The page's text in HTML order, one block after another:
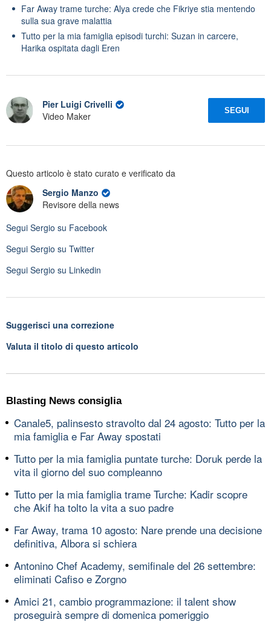
Far Away trame turche: Alya crede che Fikriye stia mentendo
sulla sua grave malattia
Tutto per la mia famiglia episodi turchi: Suzan in carcere,
Harika ospitata dagli Eren
Pier Luigi Crivelli
Video Maker
SEGUI
Questo articolo è stato curato e verificato da
Sergio Manzo
Revisore della news
Segui Sergio su Facebook
Segui Sergio su Twitter
Segui Sergio su Linkedin
Suggerisci una correzione
Valuta il titolo di questo articolo
Blasting News consiglia
Canale5, palinsesto stravolto dal 24 agosto: Tutto per la
mia famiglia e Far Away spostati
Tutto per la mia famiglia puntate turche: Doruk perde la
vita il giorno del suo compleanno
Tutto per la mia famiglia trame Turche: Kadir scopre
che Akif ha tolto la vita a suo padre
Far Away, trama 10 agosto: Nare prende una decisione
definitiva, Albora si schiera
Antonino Chef Academy, semifinale del 26 settembre:
eliminati Cafiso e Zorgno
Amici 21, cambio programmazione: il talent show
proseguirà sempre di domenica pomeriggio